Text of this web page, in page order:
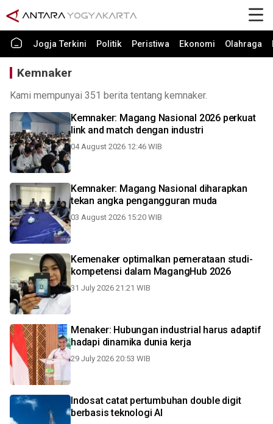
Jogja Terkini Politik Peristiwa Ekonomi Olahraga
Kemnaker
Kami mempunyai 351 berita tentang kemnaker.
Kemnaker: Magang Nasional 2026 perkuat
link and match dengan industri
04 August 2026 12:46 WIB
Kemnaker: Magang Nasional diharapkan
tekan angka pengangguran muda
03 August 2026 15:20 WIB
Kemenaker optimalkan pemerataan studi-
kompetensi dalam MagangHub 2026
31 July 2026 21:21 WIB
Menaker: Hubungan industrial harus adaptif
hadapi dinamika dunia kerja
29 July 2026 20:53 WIB
Indosat catat pertumbuhan double digit
berbasis teknologi AI